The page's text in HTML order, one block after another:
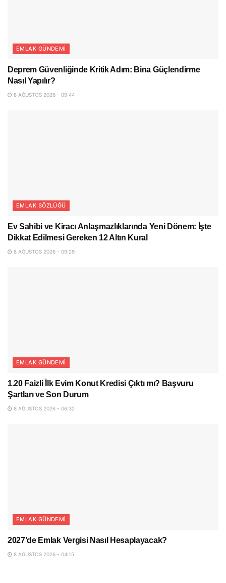
EMLAK GÜNDEMI
Deprem Güvenliğinde Kritik Adım: Bina Güçlendirme
Nasıl Yapılır?
8 AĞUSTOS 2026 - 09:44
EMLAK SÖZLÜĞÜ
Ev Sahibi ve Kiracı Anlaşmazlıklarında Yeni Dönem: İşte
Dikkat Edilmesi Gereken 12 Altın Kural
8 AĞUSTOS 2026 - 09:29
EMLAK GÜNDEMI
1.20 Faizli İlk Evim Konut Kredisi Çıktı mı? Başvuru
Şartları ve Son Durum
8 AĞUSTOS 2026 - 06:32
EMLAK GÜNDEMI
2027’de Emlak Vergisi Nasıl Hesaplayacak?
8 AĞUSTOS 2026 - 04:15